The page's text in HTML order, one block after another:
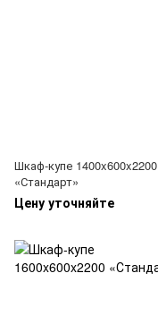
Шкаф-купе 1400x600x2200
«Стандарт»
Цену уточняйте